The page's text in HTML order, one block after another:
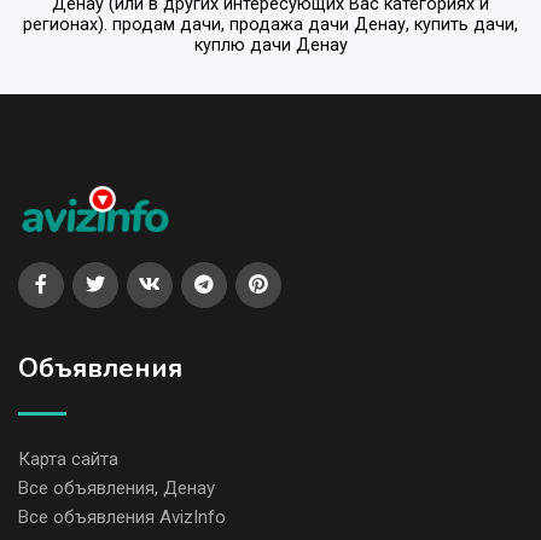
регионах). продам дачи, продажа дачи Денау, купить дачи,
куплю дачи Денау
Объявления
Карта сайта
Все объявления, Денау
Все объявления AvizInfo